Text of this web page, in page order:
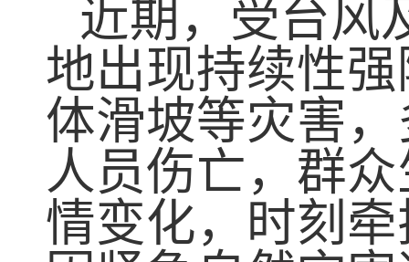
近期，受台风
地出现持续性
体滑坡等灾害
人员伤亡，群
情变化，时刻